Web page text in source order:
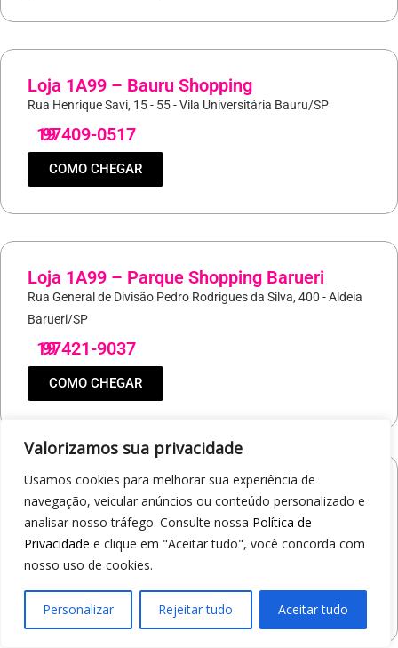
Valorizamos sua privacidade
Usamos cookies para melhorar sua experiência de
navegação, veicular anúncios ou conteúdo personalizado e
analisar nosso tráfego. Consulte nossa Política de
Privacidade e clique em "Aceitar tudo", você concorda com
nosso uso de cookies.
Personalizar Rejeitar tudo Aceitar tudo
Loja 1A99 – Bauru Shopping
Rua Henrique Savi, 15 - 55 - Vila Universitária Bauru/SP
19
97409-0517
COMO CHEGAR
Loja 1A99 – Parque Shopping Barueri
Rua General de Divisão Pedro Rodrigues da Silva, 400 - Aldeia
Barueri/SP
19
97421-9037
COMO CHEGAR
Loja 1A99 – North Shopping Barretos
Via Conselheiro Antonio Prado, 1400 - Pedro Cavaline
19
97407-5840
COMO CHEGAR